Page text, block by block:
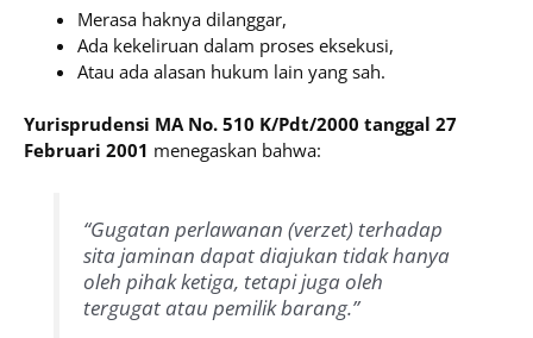
Merasa haknya dilanggar,
Ada kekeliruan dalam proses eksekusi,
Atau ada alasan hukum lain yang sah.
Yurisprudensi MA No. 510 K/Pdt/2000 tanggal 27
Februari 2001 menegaskan bahwa:
“Gugatan perlawanan (verzet) terhadap
sita jaminan dapat diajukan tidak hanya
oleh pihak ketiga, tetapi juga oleh
tergugat atau pemilik barang.”